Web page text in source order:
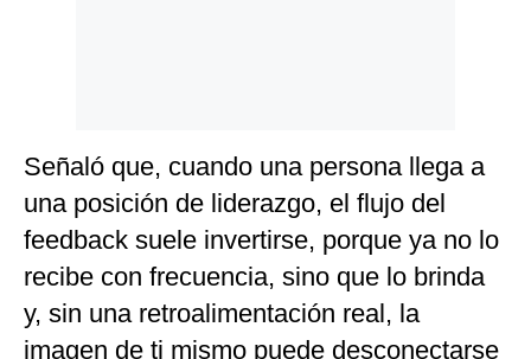
Señaló que, cuando una persona llega a
una posición de liderazgo, el flujo del
feedback suele invertirse, porque ya no lo
recibe con frecuencia, sino que lo brinda
y, sin una retroalimentación real, la
imagen de ti mismo puede desconectarse